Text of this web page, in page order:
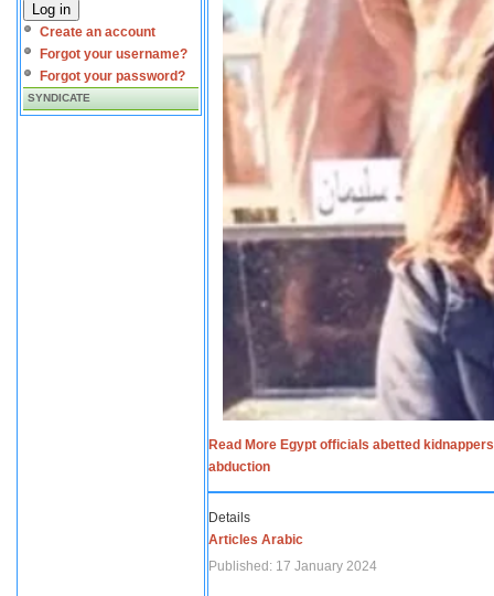
Log in
Create an account
Forgot your username?
Forgot your password?
SYNDICATE
Read More Egypt officials abetted
abduction
Details
Articles Arabic
Published: 17 January 2024